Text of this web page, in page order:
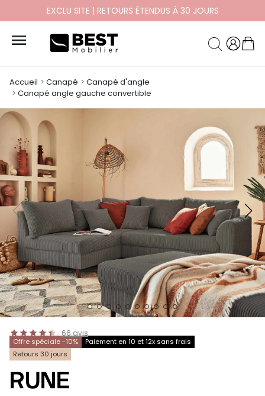
PAYEZ EN 10X ET 12X SANS FRAIS

Accueil Canapé
Canapé d'angle
Canapé angle gauche convertible
66 avis
Offre spéciale -10%
Paiement en 10 et 12x sans frais
Retours 30 jours
RUNE